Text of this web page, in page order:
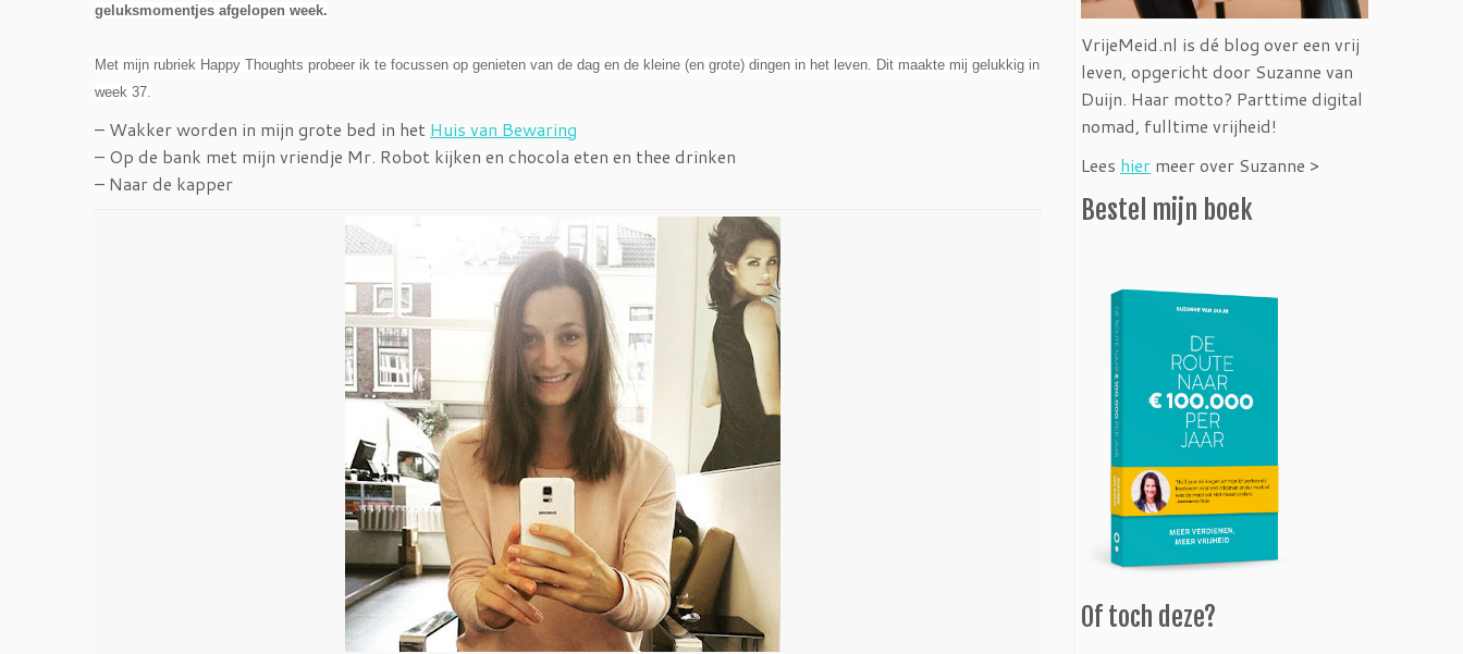
geluksmomentjes afgelopen week.
Met mijn rubriek Happy Thoughts probeer ik te focussen op genieten van de dag en de kleine (en grote) dingen in het leven. Dit maakte mij gelukkig in
week 37.
– Wakker worden in mijn grote bed in het Huis van Bewaring
– Op de bank met mijn vriendje Mr. Robot kijken en chocola eten en thee drinken
– Naar de kapper
VrijeMeid.nl is dé blog over een vrij
leven, opgericht door Suzanne van
Duijn. Haar motto? Parttime digital
nomad, fulltime vrijheid!
Lees hier meer over Suzanne >
Bestel mijn boek
Of toch deze?